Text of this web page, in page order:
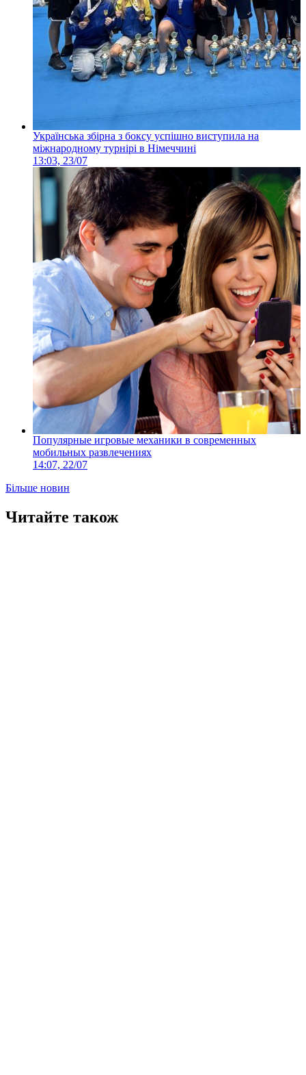
Українська збірна з боксу успішно виступила на
міжнародному турнірі в Німеччині
13:03, 23/07
Популярные игровые механики в современных
мобильных развлечениях
14:07, 22/07
Більше новин
Читайте також